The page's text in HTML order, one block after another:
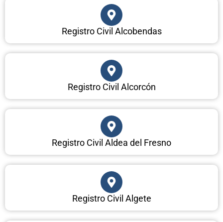
Registro Civil Alcobendas
Registro Civil Alcorcón
Registro Civil Aldea del Fresno
Registro Civil Algete